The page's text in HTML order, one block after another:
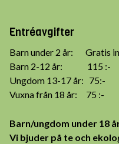
Entréavgifter
Barn under 2 år: Gratis
Barn 2-12 år: 115 :-
Ungdom 13-17 år: 75:-
Vuxna från 18 år: 75 :-
Barn/ungdom under 18
Vi bjuder på te och